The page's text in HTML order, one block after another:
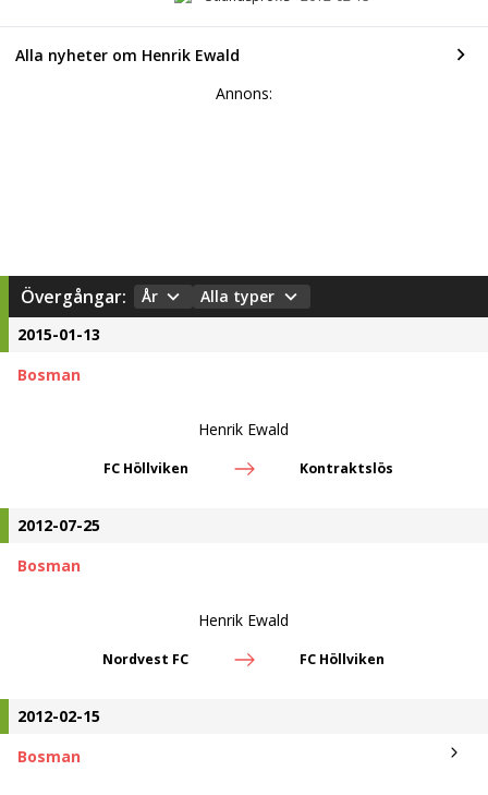
Alla nyheter om Henrik Ewald
Annons:
Övergångar: År
Alla typer
2015-01-13
Bosman
Henrik Ewald
FC Höllviken Kontraktslös
2012-07-25
Bosman
Henrik Ewald
Nordvest FC FC Höllviken
2012-02-15
Bosman